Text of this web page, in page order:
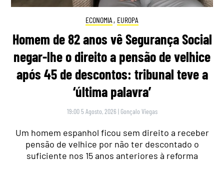
ECONOMIA , EUROPA
Homem de 82 anos vê Segurança Social
negar-lhe o direito a pensão de velhice
após 45 de descontos: tribunal teve a
‘última palavra’
19:00 5 Agosto, 2026 | Gonçalo Viegas
Um homem espanhol ficou sem direito a receber
pensão de velhice por não ter descontado o
suficiente nos 15 anos anteriores à reforma